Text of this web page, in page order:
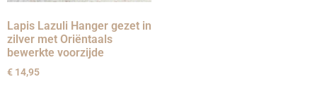
Lapis Lazuli Hanger gezet in
zilver met Oriëntaals
bewerkte voorzijde
€ 14,95